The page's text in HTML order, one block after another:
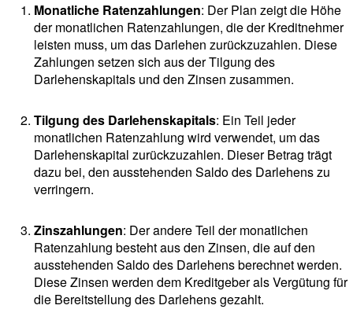
Monatliche Ratenzahlungen: Der Plan zeigt die Höhe
der monatlichen Ratenzahlungen, die der Kreditnehmer
leisten muss, um das Darlehen zurückzuzahlen. Diese
Zahlungen setzen sich aus der Tilgung des
Darlehenskapitals und den Zinsen zusammen.
Tilgung des Darlehenskapitals: Ein Teil jeder
monatlichen Ratenzahlung wird verwendet, um das
Darlehenskapital zurückzuzahlen. Dieser Betrag trägt
dazu bei, den ausstehenden Saldo des Darlehens zu
verringern.
Zinszahlungen: Der andere Teil der monatlichen
Ratenzahlung besteht aus den Zinsen, die auf den
ausstehenden Saldo des Darlehens berechnet werden.
Diese Zinsen werden dem Kreditgeber als Vergütung für
die Bereitstellung des Darlehens gezahlt.